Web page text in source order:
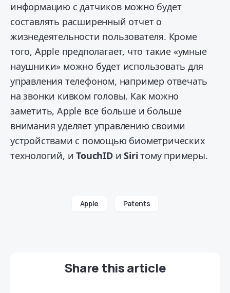
информацию с датчиков можно будет
составлять расширенный отчет о
жизнедеятельности пользователя. Кроме
того, Apple предполагает, что такие «умные
наушники» можно будет использовать для
управления телефоном, например отвечать
на звонки кивком головы. Как можно
заметить, Apple все больше и больше
внимания уделяет управлению своими
устройствами с помощью биометрических
технологий, иTouchIDиSiri тому примеры.
Apple Patents
Share this article